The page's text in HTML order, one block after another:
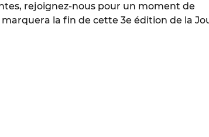
rejoignez-nous pour un moment de
la fin de cette 3e édition de la